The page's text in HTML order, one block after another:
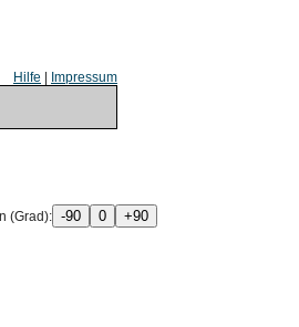
Hilfe Impressum
(Grad):